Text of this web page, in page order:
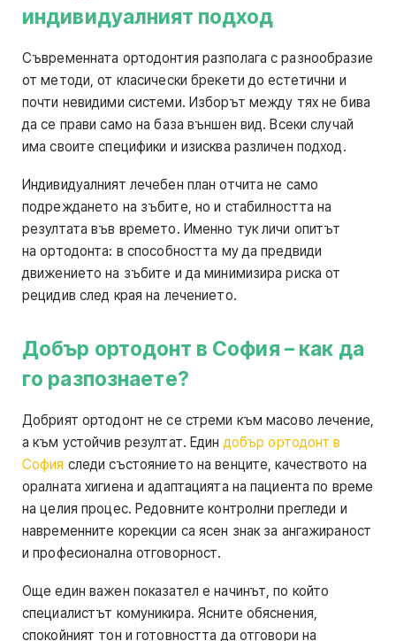
индивидуалният подход
Съвременната ортодонтия разполага с разнообразие
от методи, от класически брекети до естетични и
почти невидими системи. Изборът между тях не бива
да се прави само на база външен вид. Всеки случай
има своите специфики и изисква различен подход.
Индивидуалният лечебен план отчита не само
подреждането на зъбите, но и стабилността на
резултата във времето. Именно тук личи опитът
на ортодонта: в способността му да предвиди
движението на зъбите и да минимизира риска от
рецидив след края на лечението.
Добър ортодонт в София – как да
го разпознаете?
Добрият ортодонт не се стреми към масово лечение,
а към устойчив резултат. Единдобър ортодонт в
София следи състоянието на венците, качеството на
оралната хигиена и адаптацията на пациента по време
на целия процес. Редовните контролни прегледи и
навременните корекции са ясен знак за ангажираност
и професионална отговорност.
Още един важен показател е начинът, по който
специалистът комуникира. Ясните обяснения,
спокойният тон и готовността да отговори на